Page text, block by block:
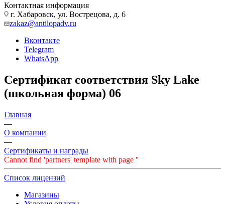
Контактная информация
г. Хабаровск, ул. Вострецова, д. 6
zakaz@antilopadv.ru
Вконтакте
Telegram
WhatsApp
Сертификат соответствия Sky Lake
(школьная форма) 06
Главная
—
О компании
—
Сертификаты и награды
Cannot find 'partners' template with page ''
Список лицензий
Магазины